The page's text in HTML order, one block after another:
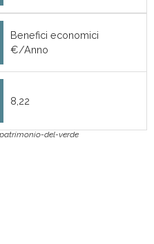
Benefici economici
€/Anno
8,22
del-verde